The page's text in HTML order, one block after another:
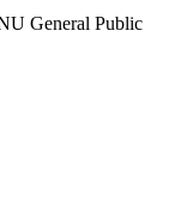
General Public